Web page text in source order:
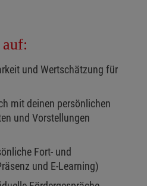
und Wertschätzung für
mit deinen persönlichen
und Vorstellungen
Fort- und
und E-Learning)